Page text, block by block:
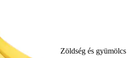
Zöldség és gyümölcs